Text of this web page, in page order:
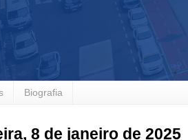
Biografia
8 de janeiro de 2025